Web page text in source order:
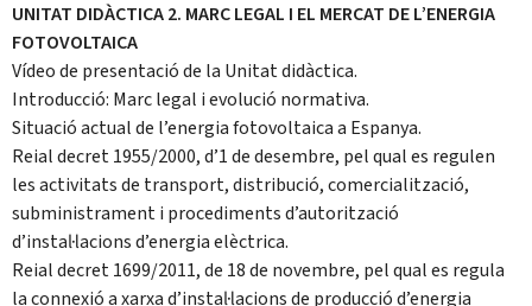
UNITAT DIDÀCTICA 2. MARC LEGAL I EL MERCAT DE L’ENERGIA
FOTOVOLTAICA
Vídeo de presentació de la Unitat didàctica.
Introducció: Marc legal i evolució normativa.
Situació actual de l’energia fotovoltaica a Espanya.
Reial decret 1955/2000, d’1 de desembre, pel qual es regulen
les activitats de transport, distribució, comercialització,
subministrament i procediments d’autorització
d’instal·lacions d’energia elèctrica.
Reial decret 1699/2011, de 18 de novembre, pel qual es regula
la connexió a xarxa d’instal·lacions de producció d’energia